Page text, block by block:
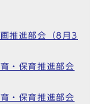
推進部会（8月3
・保育推進部会
・保育推進部会